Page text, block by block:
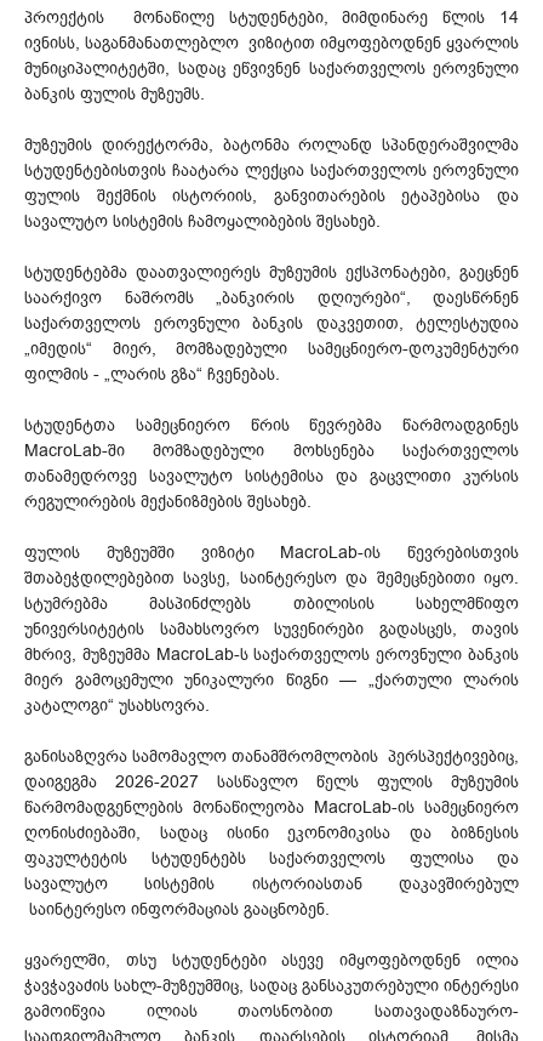
პროექტის მონაწილე სტუდენტები, მიმდინარე წლის 14
ივნისს, საგანმანათლებლო ვიზიტით იმყოფებოდნენ ყვარლის
მუნიციპალიტეტში, სადაც ეწვივნენ საქართველოს ეროვნული
ბანკის ფულის მუზეუმს.
მუზეუმის დირექტორმა, ბატონმა როლანდ სპანდერაშვილმა
სტუდენტებისთვის ჩაატარა ლექცია საქართველოს ეროვნული
ფულის შექმნის ისტორიის, განვითარების ეტაპებისა და
სავალუტო სისტემის ჩამოყალიბების შესახებ.
სტუდენტებმა დაათვალიერეს მუზეუმის ექსპონატები, გაეცნენ
საარქივო ნაშრომს „ბანკირის დღიურები“, დაესწრნენ
საქართველოს ეროვნული ბანკის დაკვეთით, ტელესტუდია
„იმედის“ მიერ, მომზადებული სამეცნიერო-დოკუმენტური
ფილმის - „ლარის გზა“ ჩვენებას.
სტუდენტთა სამეცნიერო წრის წევრებმა წარმოადგინეს
MacroLab-ში მომზადებული მოხსენება საქართველოს
თანამედროვე სავალუტო სისტემისა და გაცვლითი კურსის
რეგულირების მექანიზმების შესახებ.
ფულის მუზეუმში ვიზიტი MacroLab-ის წევრებისთვის
შთაბეჭდილებებით სავსე, საინტერესო და შემეცნებითი იყო.
სტუმრებმა მასპინძლებს თბილისის სახელმწიფო
უნივერსიტეტის სამახსოვრო სუვენირები გადასცეს, თავის
მხრივ, მუზეუმმა MacroLab-ს საქართველოს ეროვნული ბანკის
მიერ გამოცემული უნიკალური წიგნი — „ქართული ლარის
კატალოგი“ უსახსოვრა.
განისაზღვრა სამომავლო თანამშრომლობის პერსპექტივებიც,
დაიგეგმა 2026-2027 სასწავლო წელს ფულის მუზეუმის
წარმომადგენლების მონაწილეობა MacroLab-ის სამეცნიერო
ღონისძიებაში, სადაც ისინი ეკონომიკისა და ბიზნესის
ფაკულტეტის სტუდენტებს საქართველოს ფულისა და
სავალუტო სისტემის ისტორიასთან დაკავშირებულ
საინტერესო ინფორმაციას გააცნობენ.
ყვარელში, თსუ სტუდენტები ასევე იმყოფებოდნენ ილია
ჭავჭავაძის სახლ-მუზეუმშიც, სადაც განსაკუთრებული ინტერესი
გამოიწვია ილიას თაოსნობით სათავადაზნაურო-
საადგილმამულო ბანკის დაარსების ისტორიამ, მისმა